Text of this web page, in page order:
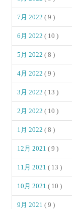
7月 2022( 9 )
6月 2022( 10 )
5月 2022( 8 )
4月 2022( 9 )
3月 2022( 13 )
2月 2022( 10 )
1月 2022( 8 )
12月 2021( 9 )
11月 2021( 13 )
10月 2021( 10 )
9月 2021( 9 )